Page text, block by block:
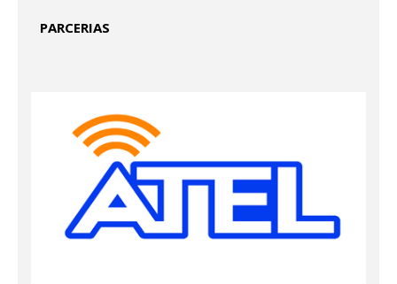
PARCERIAS